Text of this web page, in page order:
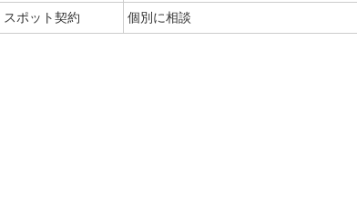
スポット契約
個別に相談